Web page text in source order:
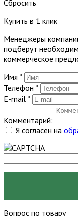
Сбросить
Купить в 1 клик
Менеджеры
подберут
коммерческое
Имя *
Телефон *
E-mail *
Комментарий:
Я согласен на
Вопрос по товару